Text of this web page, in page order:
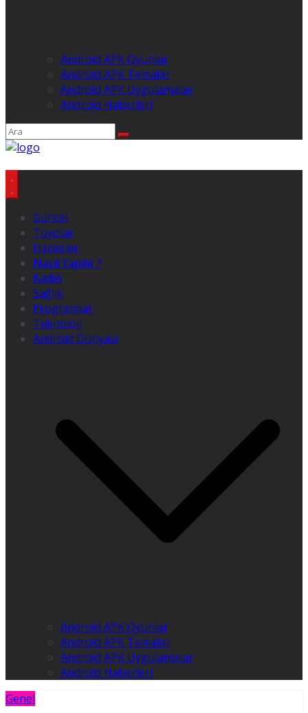
Android APK Oyunlar
Android APK Temalar
Android APK Uygulamalar
Android Haberleri
Güncel
Tüyolar
Haberler
Nasıl Yapılır ?
Kadın
Sağlık
Programlar
Teknoloji
Android Dünyası
Android APK Oyunlar
Android APK Temalar
Android APK Uygulamalar
Android Haberleri
Genel